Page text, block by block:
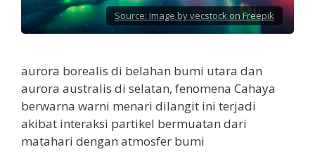
Source: Image by vecstock on Freepik
aurora borealis di belahan bumi utara dan
aurora australis di selatan, fenomena Cahaya
berwarna warni menari dilangit ini terjadi
akibat interaksi partikel bermuatan dari
matahari dengan atmosfer bumi